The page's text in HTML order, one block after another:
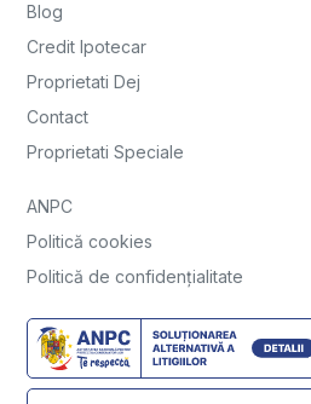
Blog
Credit Ipotecar
Proprietati Dej
Contact
Proprietati Speciale
ANPC
Politică cookies
Politică de confidențialitate